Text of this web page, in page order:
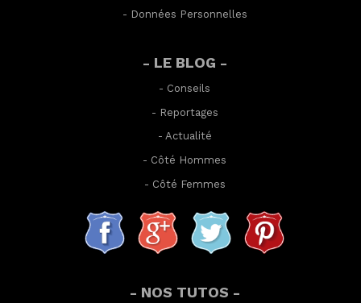
- Données Personnelles
- LE BLOG -
- Conseils
- Reportages
- Actualité
- Côté Hommes
- Côté Femmes
- NOS TUTOS -